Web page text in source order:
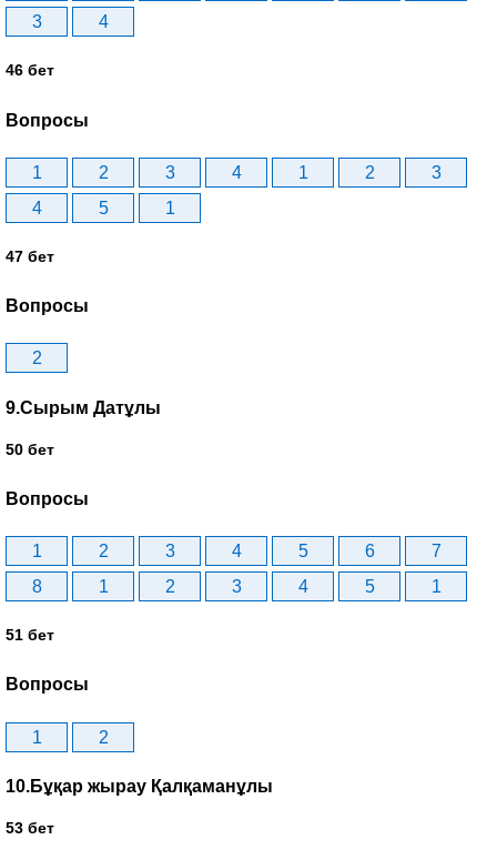
3 4
46 бет
Вопросы
1 2 3 4 1 2
3
4
5 1
47 бет
Вопросы
2
9.Сырым Датұлы
50 бет
Вопросы
1 2 3 4 5 6
7
8
1 2 3 4 5 1
51 бет
Вопросы
1 2
10.Бұқар жырау Қалқаманұлы
53 бет